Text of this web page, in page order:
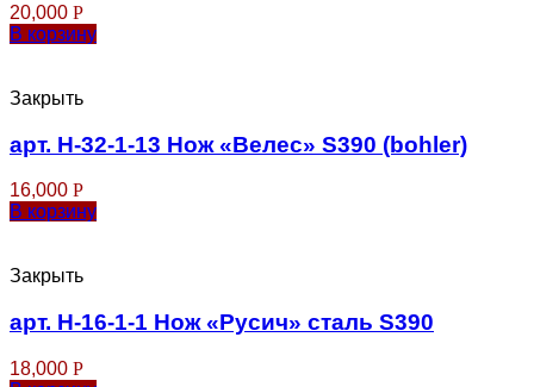
20,000 Р
В корзину
Закрыть
арт. Н-32-1-13 Нож «Велес» S390 (bohler)
16,000 Р
В корзину
Закрыть
арт. Н-16-1-1 Нож «Русич» сталь S390
18,000 Р